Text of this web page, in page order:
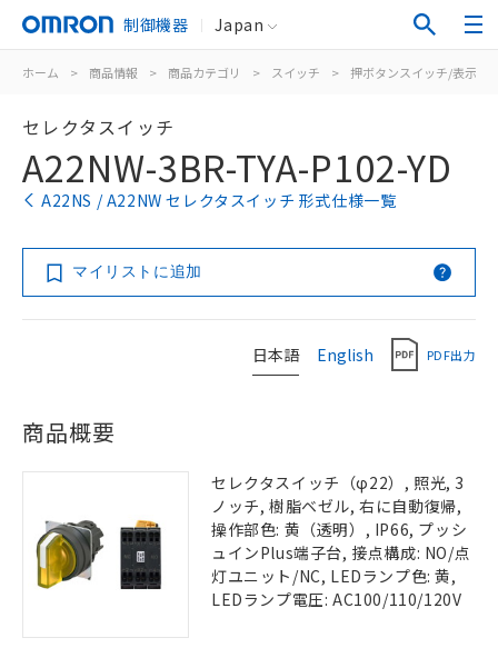
制御機器 Japan
ホーム > 商品情報 > 商品カテゴリ > スイッチ > 押ボタンスイッチ/表示灯
セレクタスイッチ
A22NW-3BR-TYA-P102-YD
A22NS / A22NW セレクタスイッチ 形式仕様一覧
マイリストに追加
日本語 English PDF出力
商品概要
セレクタスイッチ（φ22）, 照光, 3
ノッチ, 樹脂ベゼル, 右に自動復帰,
操作部色: 黄（透明）, IP66, プッシ
ュインPlus端子台, 接点構成: NO/点
灯ユニット/NC, LEDランプ色: 黄,
LEDランプ電圧: AC100/110/120V